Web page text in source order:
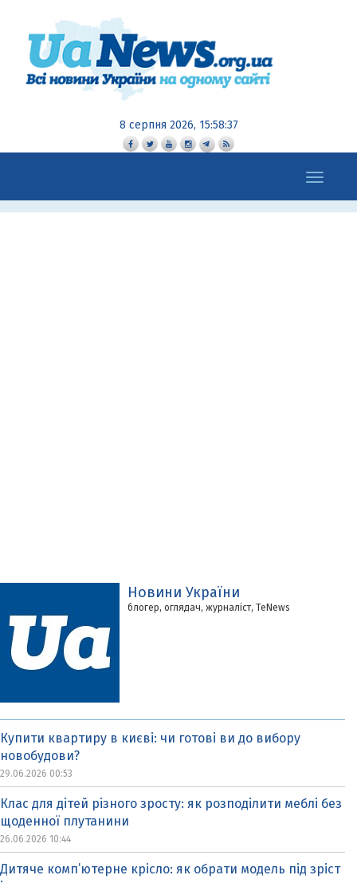
8 серпня 2026, 15:58:37
Toggle
navigation
Новини України
блогер, оглядач, журналіст, TeNews
Купити квартиру в києві: чи готові ви до вибору
новобудови?
29.06.2026 00:53
Клас для дітей різного зросту: як розподілити меблі без
щоденної плутанини
26.06.2026 10:44
Дитяче комп’ютерне крісло: як обрати модель під зріст